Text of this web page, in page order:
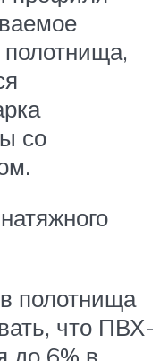
полотнища,
со
полотнища
что ПВХ-